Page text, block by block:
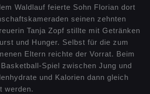
Waldlauf feierte Sohn Florian dort
seinen zehnten
Tanja Zopf stillte mit Getränken
und Hunger. Selbst für die zum
Eltern reichte der Vorrat. Beim
Spiel zwischen Jung und
und Kalorien dann gleich
werden.